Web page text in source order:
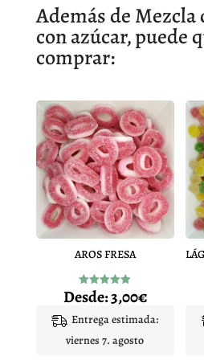
Además de Mezcla
con azúcar, puede
comprar:
AROS FRESA
Valorado
con
de 5
Desde:3,00€
Entrega estimada:
viernes 7. agosto